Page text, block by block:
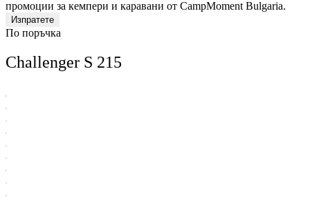
промоции за кемпери и каравани от CampMoment Bulgaria.
Изпратете
По поръчка
Challenger S 215